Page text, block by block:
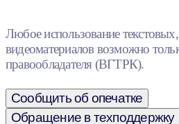
Любое использование
видеоматериалов возможно
правообладателя (ВГТРК).
Сообщить об опечатке
Обращение в техподдержку